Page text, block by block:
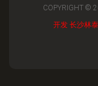
COPYRIGHT ©
开发 长沙林